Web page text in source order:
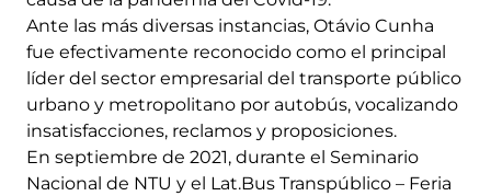
Ante las más diversas instancias, Otávio Cunha
fue efectivamente reconocido como el principal
líder del sector empresarial del transporte público
urbano y metropolitano por autobús, vocalizando
insatisfacciones, reclamos y proposiciones.
En septiembre de 2021, durante el Seminario
Nacional de NTU y el Lat.Bus Transpúblico – Feria